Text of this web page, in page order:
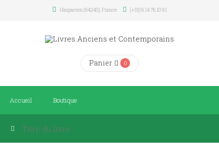
Hasparren (64240), France (+33) 6 14 76 10 91
Panier 0
Accueil Boutique